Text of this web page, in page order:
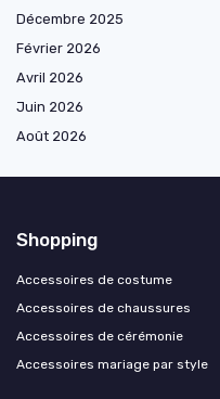
Décembre 2025
Février 2026
Avril 2026
Juin 2026
Août 2026
Shopping
Accessoires de costume
Accessoires de chaussures
Accessoires de cérémonie
Accessoires mariage par style